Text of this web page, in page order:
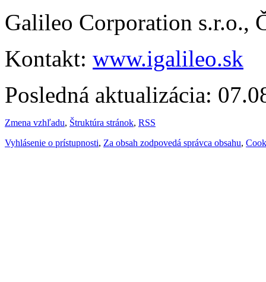
Galileo Corporation s.r.o.,
Kontakt: www.igalileo.sk
Posledná aktualizácia:
Zmena vzhľadu, Štruktúra stránok, RSS
Vyhlásenie o prístupnosti, Za obsah zodpovedá správca obsahu,